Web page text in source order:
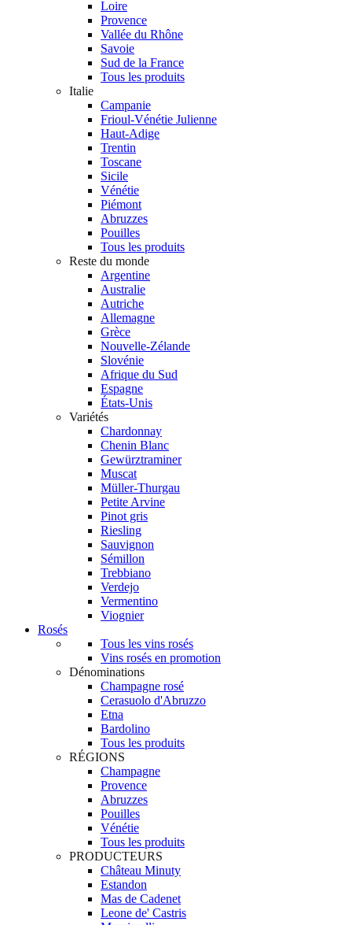
Loire
Provence
Vallée du Rhône
Savoie
Sud de la France
Tous les produits
Italie
Campanie
Frioul-Vénétie Julienne
Haut-Adige
Trentin
Toscane
Sicile
Vénétie
Piémont
Abruzzes
Pouilles
Tous les produits
Reste du monde
Argentine
Australie
Autriche
Allemagne
Grèce
Nouvelle-Zélande
Slovénie
Afrique du Sud
Espagne
États-Unis
Variétés
Chardonnay
Chenin Blanc
Gewürztraminer
Muscat
Müller-Thurgau
Petite Arvine
Pinot gris
Riesling
Sauvignon
Sémillon
Trebbiano
Verdejo
Vermentino
Viognier
Rosés
Tous les vins rosés
Vins rosés en promotion
Dénominations
Champagne rosé
Cerasuolo d'Abruzzo
Etna
Bardolino
Tous les produits
RÉGIONS
Champagne
Provence
Abruzzes
Pouilles
Vénétie
Tous les produits
PRODUCTEURS
Château Minuty
Estandon
Mas de Cadenet
Leone de' Castris